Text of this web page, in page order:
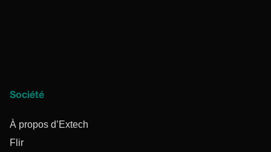
Société
À propos d’Extech
Flir